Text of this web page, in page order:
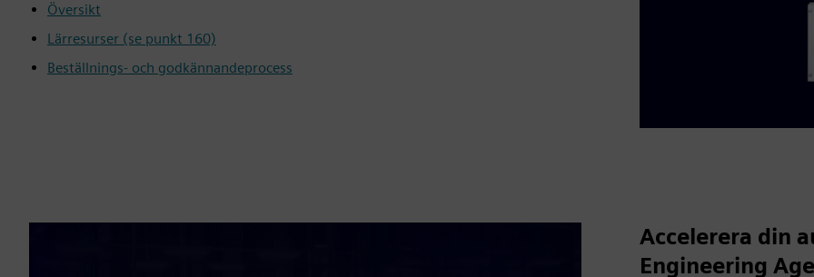
Översikt
Lärresurser (se punkt 160)
Beställnings- och godkännandeprocess
Accelerera din
Engineering